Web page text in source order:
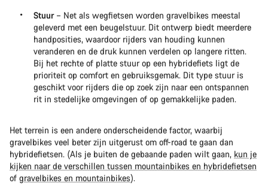
Stuur – Net als wegfietsen worden gravelbikes meestal
geleverd met een beugelstuur. Dit ontwerp biedt meerdere
handposities, waardoor rijders van houding kunnen
veranderen en de druk kunnen verdelen op langere ritten.
Bij het rechte of platte stuur op een hybridefiets ligt de
prioriteit op comfort en gebruiksgemak. Dit type stuur is
geschikt voor rijders die op zoek zijn naar een ontspannen
rit in stedelijke omgevingen of op gemakkelijke paden.
Het terrein is een andere onderscheidende factor, waarbij
gravelbikes veel beter zijn uitgerust om off-road te gaan dan
hybridefietsen. (Als je buiten de gebaande paden wilt gaan, kun je
kijken naar de verschillen tussen mountainbikes en hybridefietsen
of gravelbikes en mountainbikes).